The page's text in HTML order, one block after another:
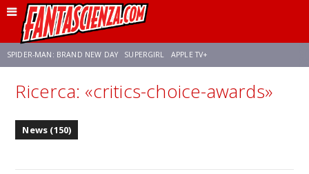
SPIDER-MAN: BRAND NEW DAY SUPERGIRL APPLE TV+
FRANCO RICCIARDIELLO ZENDAYA STAR TREK AVENGERS: DOOMSDAY
Ricerca: «critics-choice-awards»
News (150)